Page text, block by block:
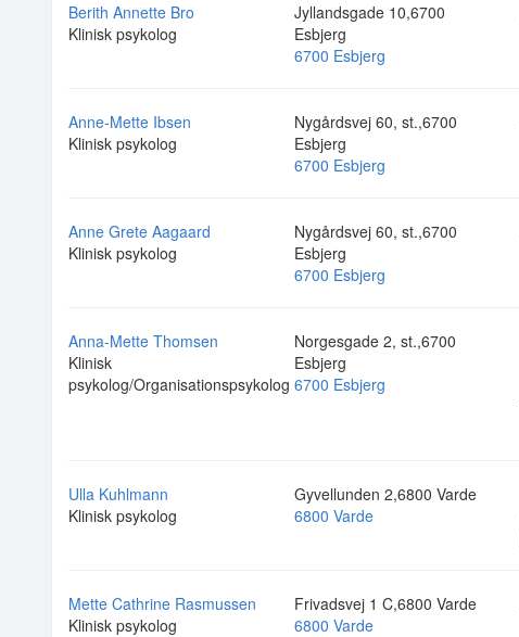
Berith Annette Bro
Klinisk psykolog
Jyllandsgade 10,6700
Esbjerg
6700 Esbjerg
Anne-Mette Ibsen
Klinisk psykolog
Nygårdsvej 60, st.,6700
Esbjerg
6700 Esbjerg
Anne Grete Aagaard
Klinisk psykolog
Nygårdsvej 60, st.,6700
Esbjerg
6700 Esbjerg
Anna-Mette Thomsen
Klinisk
psykolog/Organisationspsykolog
Norgesgade 2, st.,6700
Esbjerg
6700 Esbjerg
Ulla Kuhlmann
Klinisk psykolog
Gyvellunden 2,6800 Varde
6800 Varde
Mette Cathrine Rasmussen
Klinisk psykolog
Frivadsvej 1 C,6800 Varde
6800 Varde